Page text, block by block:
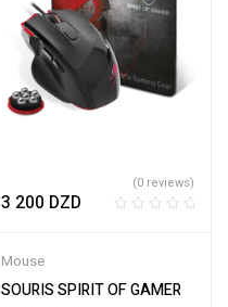
3 200 DZD
e
(0 reviews)
Mouse
SOURIS SPIRIT OF GAMER